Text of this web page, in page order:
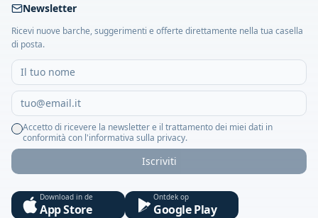
Newsletter
Ricevi nuove barche, suggerimenti e offerte direttamente nella tua casella
di posta.
Accetto di ricevere la newsletter e il trattamento dei miei dati in
conformità con l'informativa sulla privacy.
Iscriviti
Download in de
App Store
Ontdek op
Google Play